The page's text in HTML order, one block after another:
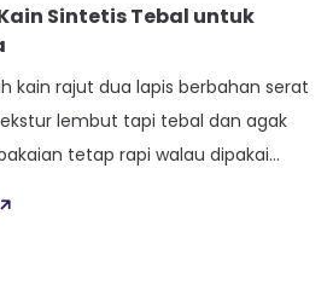
Sintetis Tebal untuk
kain rajut dua lapis berbahan serat
lembut tapi tebal dan agak
tetap rapi walau dipakai
Process, Anti Bacterial, dan Anti